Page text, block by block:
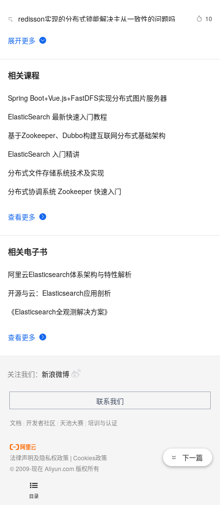
目录
5 redisson实现的分布式锁能解决主从一致性的问题吗 10
6 分布式事务的四大特性和隔离级别
7 Redis字符串数据类型之INCR命令，通常用于统计网站访
8 spring quartz分布式任务计划
九）：使用Redis分布式锁（Redisson）+自定义注解
+AOP实现微服务重复请求控制
10分布式机器学习系统：设计原理、优化策略与实践经验
相关课程
查看更多
Spring Boot+Vue.js+FastDFS实现分布式图片服务器
ElasticSearch 最新快速入门教程
基于Zookeeper、Dubbo构建互联网分布式基础架构
ElasticSearch 入门精讲
分布式文件存储系统技术及实现
分布式协调系统 Zookeeper 快速入门
相关电子书
查看更多
阿里云Elasticsearch体系架构与特性解析
开源与云：Elasticsearch应用剖析
《Elasticsearch全观测解决方案》
下一篇
关注我们： 新浪微博
联系我们
文档 | 开发者社区 | 天池大赛 | 培训与认证
法律声明及隐私权政策 | Cookies政策
© 2009-现在 Aliyun.com 版权所有
域名注册服务机构许可：